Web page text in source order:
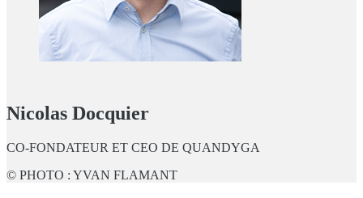
Nicolas Docquier
CO-FONDATEUR ET CEO DE QUANDYGA
© PHOTO : YVAN FLAMANT